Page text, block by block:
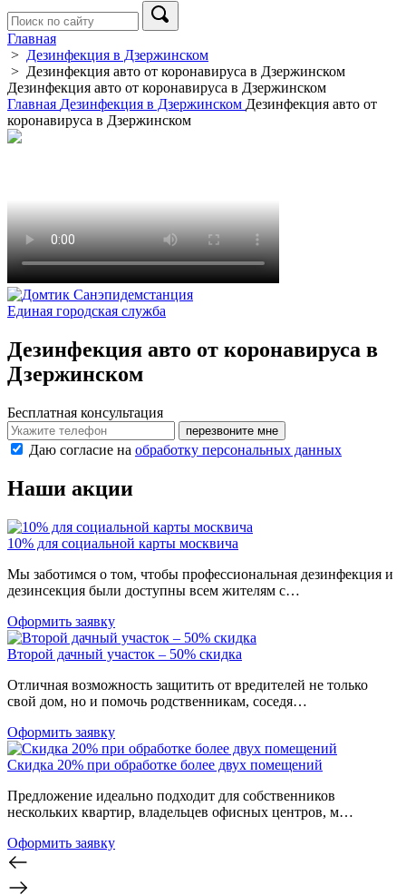
Главная
> Дезинфекция в Дзержинском
> Дезинфекция авто от коронавируса в Дзержинском
Дезинфекция авто от коронавируса в Дзержинском
Главная Дезинфекция в Дзержинском Дезинфекция авто от
коронавируса в Дзержинском
Санэпидемстанция
Единая городская служба
Дезинфекция авто от коронавируса в
Дзержинском
Бесплатная консультация
перезвоните мне
Даю согласие на обработку персональных данных
Наши акции
10% для социальной карты москвича
Мы заботимся о том, чтобы профессиональная дезинфекция и
дезинсекция были доступны всем жителям с…
Оформить заявку
Второй дачный участок – 50% скидка
Отличная возможность защитить от вредителей не только
свой дом, но и помочь родственникам, соседя…
Оформить заявку
Скидка 20% при обработке более двух помещений
Предложение идеально подходит для собственников
нескольких квартир, владельцев офисных центров, м…
Оформить заявку